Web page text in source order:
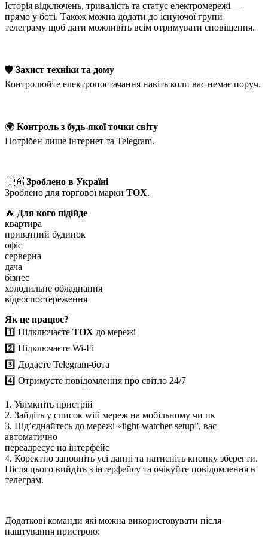
Історія відключень, тривалість та статус електромережі —
прямо у боті. Також можна додати до існуючої групи
телеграму щоб дати можливіть всім отримувати сповіщення.
🛡 Захист техніки та дому
Контролюйте електропостачання навіть коли вас немає поруч.
🌍 Контроль з будь-якої точки світу
Потрібен лише інтернет та Telegram.
🇺🇦 Зроблено в Україні
Зроблено для торгової марки TOX.
🔥 Для кого підійде
квартира
приватний будинок
офіс
серверна
дача
бізнес
холодильне обладнання
відеоспостереження
Як це працює?
1️⃣ Підключаєте TOX до мережі
2️⃣ Підключаєте Wi-Fi
3️⃣ Додаєте Telegram-бота
4️⃣ Отримуєте повідомлення про світло 24/7
1. Увімкніть пристрій
2. Зайдіть у список wifi мереж на мобільному чи пк
3. Підʼєднайтесь до мережі «light-watcher-setup”, вас
автоматично
переадресує на інтерфейс
4. Коректно заповніть усі данні та натисніть кнопку зберегти.
Після цього вийдіть з інтерфейсу та очікуйте повідомлення в
телеграм.
Додаткові команди які можна використовувати після
наштування пристрою: